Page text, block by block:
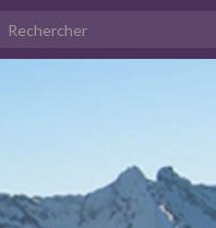
Search for: